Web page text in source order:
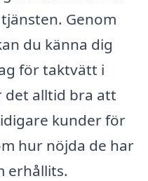
Genom
du känna dig
för taktvätt i
det alltid bra att
kunder för
hur nöjda de har
erhållits.